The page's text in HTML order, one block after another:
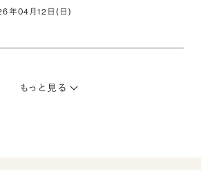
年04月12日(日)
もっと見る